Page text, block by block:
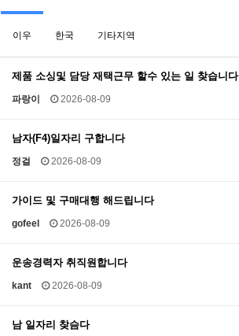
이우 한국 기타지역
제품 소싱및 담당 재택근무 할수 있는 일 찾습니다
파랑이 2026-08-09
남자(F4)일자리 구합니다
정걸 2026-08-09
가이드 및 구매대행 해드립니다
gofeel 2026-08-09
운송경력자 취직원합니다
kant 2026-08-09
남 일자리 찾슴다